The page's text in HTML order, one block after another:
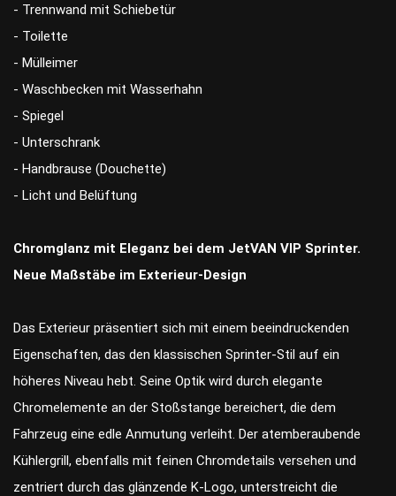
- Trennwand mit Schiebetür
- Toilette
- Mülleimer
- Waschbecken mit Wasserhahn
- Spiegel
- Unterschrank
- Handbrause (Douchette)
- Licht und Belüftung
Chromglanz mit Eleganz bei dem JetVAN VIP Sprinter.
Neue Maßstäbe im Exterieur-Design
Das Exterieur präsentiert sich mit einem beeindruckenden
Eigenschaften, das den klassischen Sprinter-Stil auf ein
höheres Niveau hebt. Seine Optik wird durch elegante
Chromelemente an der Stoßstange bereichert, die dem
Fahrzeug eine edle Anmutung verleiht. Der atemberaubende
Kühlergrill, ebenfalls mit feinen Chromdetails versehen und
zentriert durch das glänzende K-Logo, unterstreicht die